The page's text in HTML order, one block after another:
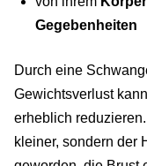
Gegebenheiten
Durch eine
Gewichtsverlust
erheblich
kleiner, sondern der